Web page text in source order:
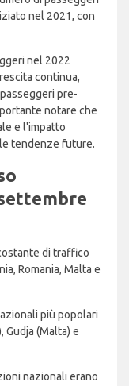
nel 2021, con
nel 2022
continua,
pre-
notare che
e l'impatto
tendenze future.
di traffico
Romania, Malta e
più popolari
Gudja (Malta) e
nazionali erano